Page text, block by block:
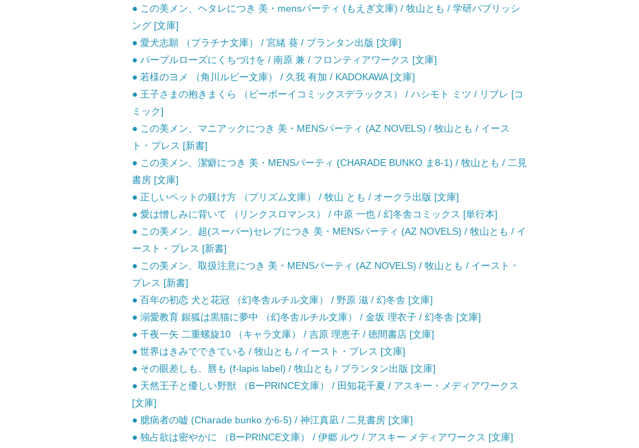
● この美メン、ヘタレにつき 美・mensパーティ (もえぎ文庫) / 牧山とも / 学研パブリッシ
ング [文庫]
● 愛犬志願 （プラチナ文庫） / 宮緒 葵 / プランタン出版 [文庫]
● パープルローズにくちづけを / 南原 兼 / フロンティアワークス [文庫]
● 若様のヨメ （角川ルビー文庫） / 久我 有加 / KADOKAWA [文庫]
● 王子さまの抱きまくら （ビーボーイコミックスデラックス） / ハシモト ミツ / リブレ [コ
ミック]
● この美メン、マニアックにつき 美・MENSパーティ (AZ NOVELS) / 牧山とも / イース
ト・プレス [新書]
● この美メン、潔癖につき 美・MENSパーティ (CHARADE BUNKO ま8-1) / 牧山とも / 二見
書房 [文庫]
● 正しいペットの躾け方 （プリズム文庫） / 牧山 とも / オークラ出版 [文庫]
● 愛は憎しみに背いて （リンクスロマンス） / 中原 一也 / 幻冬舎コミックス [単行本]
● この美メン、超(スーパー)セレブにつき 美・MENSパーティ (AZ NOVELS) / 牧山とも / イ
ースト・プレス [新書]
● この美メン、取扱注意につき 美・MENSパーティ (AZ NOVELS) / 牧山とも / イースト・
プレス [新書]
● 百年の初恋 犬と花冠 （幻冬舎ルチル文庫） / 野原 滋 / 幻冬舎 [文庫]
● 溺愛教育 銀狐は黒猫に夢中 （幻冬舎ルチル文庫） / 金坂 理衣子 / 幻冬舎 [文庫]
● 千夜一矢 二重螺旋10 （キャラ文庫） / 吉原 理恵子 / 徳間書店 [文庫]
● 世界はきみでできている / 牧山とも / イースト・プレス [文庫]
● その眼差しも、唇も (f-lapis label) / 牧山とも / プランタン出版 [文庫]
● 天然王子と優しい野獣 （BーPRINCE文庫） / 田知花千夏 / アスキー・メディアワークス
[文庫]
● 臆病者の嘘 (Charade bunko か6-5) / 神江真凪 / 二見書房 [文庫]
● 独占欲は密やかに （BーPRINCE文庫） / 伊郷 ルウ / アスキー メディアワークス [文庫]